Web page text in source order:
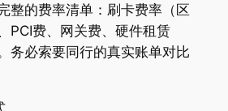
整的费率清单：刷卡费率（区
PCI费、网关费、硬件租赁
务必索要同行的真实账单对比